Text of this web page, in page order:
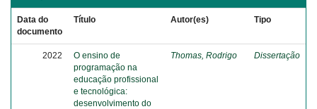
Data do
documento
Título Autor(es) Tipo
2022
O ensino de
programação na
educação profissional
e tecnológica:
desenvolvimento do
Thomas, Rodrigo Dissertação